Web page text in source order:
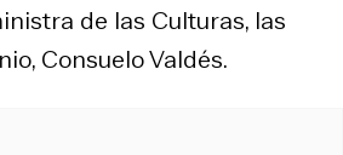
de las Culturas, las
Consuelo Valdés.